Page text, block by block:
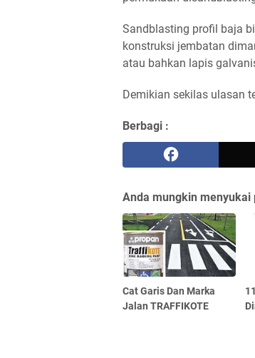
Sandblasting profil baja
konstruksi jembatan
atau bahkan lapis
Demikian sekilas ulasan
Berbagi :
Anda mungkin menyukai
Cat Garis Dan Marka
Jalan TRAFFIKOTE